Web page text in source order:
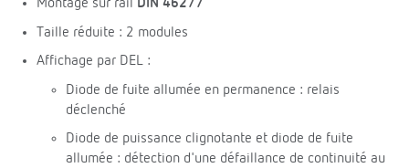
Montage sur rail DIN 46277
Taille réduite : 2 modules
Affichage par DEL :
Diode de fuite allumée en permanence : relais
déclenché
Diode de puissance clignotante et diode de fuite
allumée : détection d'une défaillance de continuité au